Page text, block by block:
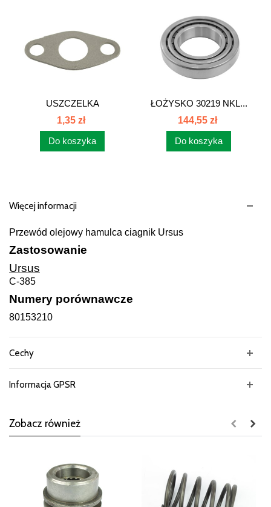
USZCZELKA
PRZEWODU
ZLEWNEGO...
1,35 zł
Do koszyka
ŁOŻYSKO 30219 NKL...
144,55 zł
Do koszyka
Więcej informacji
Przewód olejowy hamulca ciagnik Ursus
Zastosowanie
Ursus
C-385
Numery porównawcze
80153210
Cechy
Informacja GPSR
Zobacz również